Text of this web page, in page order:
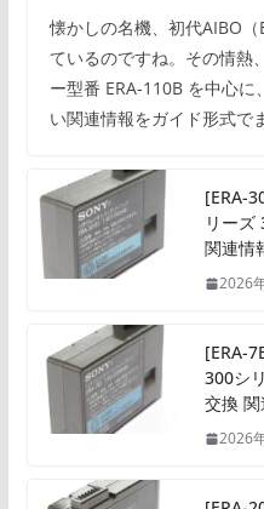
懐かしの名機、初代AIBO
ているのですね。その情熱
ー型番 ERA-110B を中心
い関連情報をガイド形式で
[ERA-
リーズ
関連情
2026
[ERA-
300シ
交換
2026